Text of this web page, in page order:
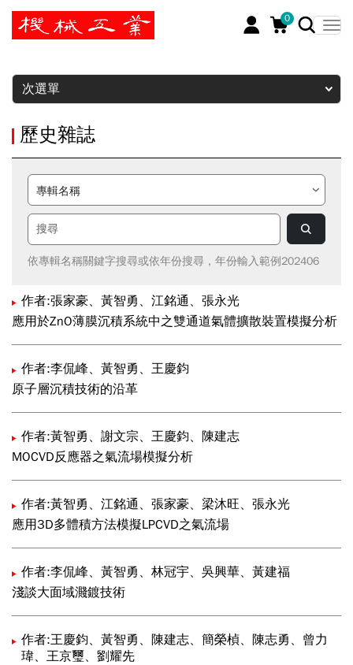
0
暫停
次選單
歷史雜誌
依專輯名稱關鍵字搜尋或依年份搜尋，年份輸入範例202406
作者:張家豪、黃智勇、江銘通、張永光
應用於ZnO薄膜沉積系統中之雙通道氣體擴散裝置模擬分析
作者:李侃峰、黃智勇、王慶鈞
原子層沉積技術的沿革
作者:黃智勇、謝文宗、王慶鈞、陳建志
MOCVD反應器之氣流場模擬分析
作者:黃智勇、江銘通、張家豪、梁沐旺、張永光
應用3D多體積方法模擬LPCVD之氣流場
作者:李侃峰、黃智勇、林冠宇、吳興華、黃建福
淺談大面域濺鍍技術
作者:王慶鈞、黃智勇、陳建志、簡榮楨、陳志勇、曾力
瑋、王京璽、劉耀先